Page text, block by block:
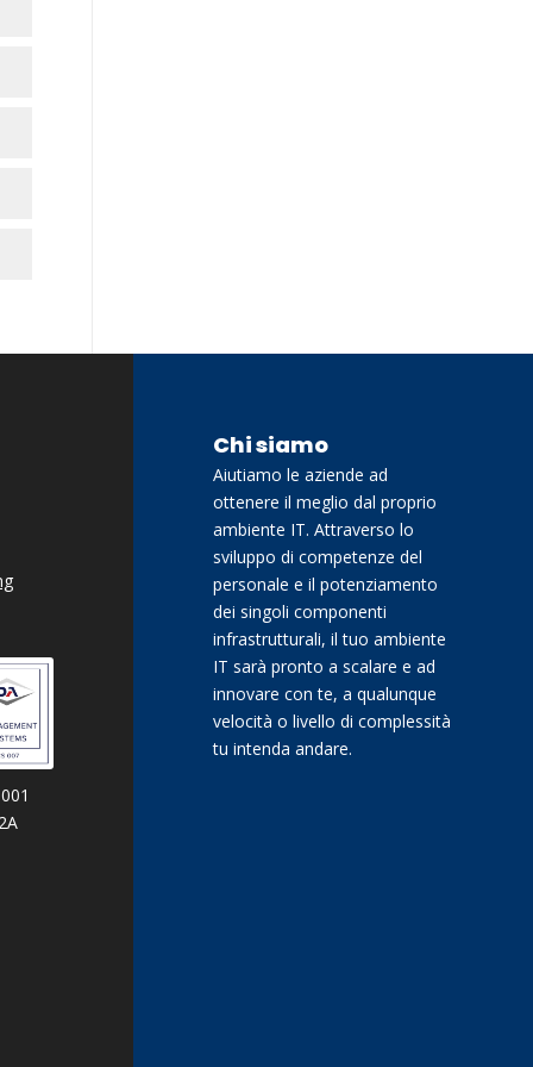
Chi siamo
Aiutiamo le aziende ad
ottenere il meglio dal proprio
ambiente IT. Attraverso lo
sviluppo di competenze del
personale e il potenziamento
dei singoli componenti
infrastrutturali, il tuo ambiente
IT sarà pronto a scalare e ad
innovare con te, a qualunque
velocità o livello di complessità
tu intenda andare.